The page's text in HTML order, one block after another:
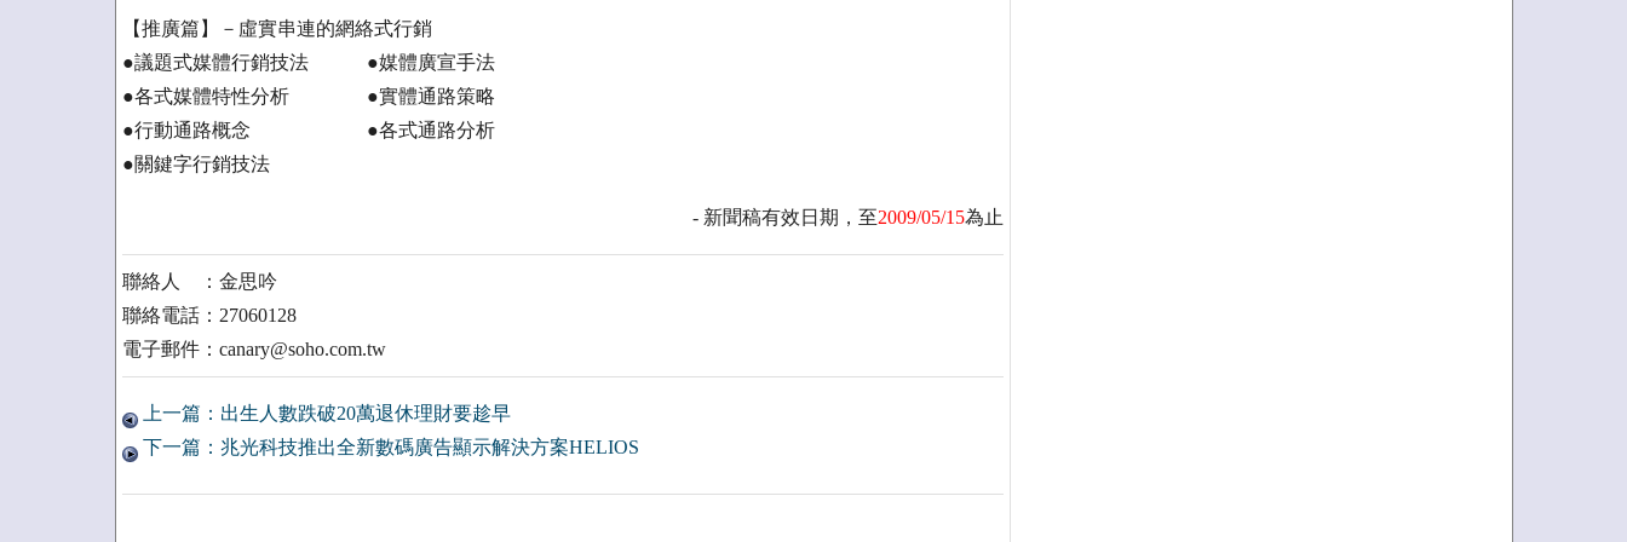
【推廣篇】－虛實串連的網絡式行銷
●議題式媒體行銷技法 ●媒體廣宣手法
●各式媒體特性分析 ●實體通路策略
●行動通路概念 ●各式通路分析
●關鍵字行銷技法
- 新聞稿有效日期，至2009/05/15為止
聯絡人 ：金思吟
聯絡電話：27060128
電子郵件：canary@soho.com.tw
上一篇：出生人數跌破20萬退休理財要趁早
下一篇：兆光科技推出全新數碼廣告顯示解決方案HELIOS